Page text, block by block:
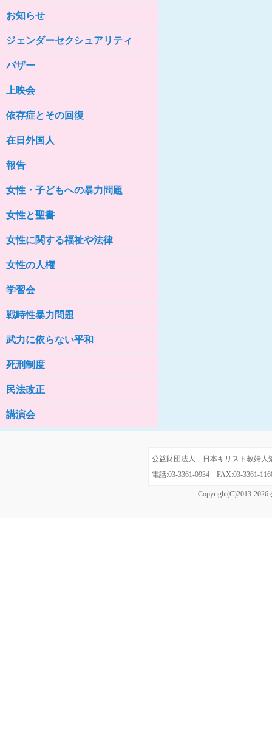
ス No.82
女性の家HELP ネットワークニュー
ス No.81
女性の家HELP ネットワークニュー
女性の家HELP ネットワークニュー
ス No.78
ス No.77
女性の家HELP ネットワークニュー
ス No.76
お知らせ
ジェンダーセクシュアリティ
バザー
上映会
依存症とその回復
在日外国人
報告
女性・子どもへの暴力問題
女性と聖書
女性に関する福祉や法律
女性の人権
学習会
戦時性暴力問題
武力に依らない平和
死刑制度
民法改正
講演会
公益財団法人 日本キリスト教婦
電話:03-3361-0934 FAX:03-
Copyright(C)2013-